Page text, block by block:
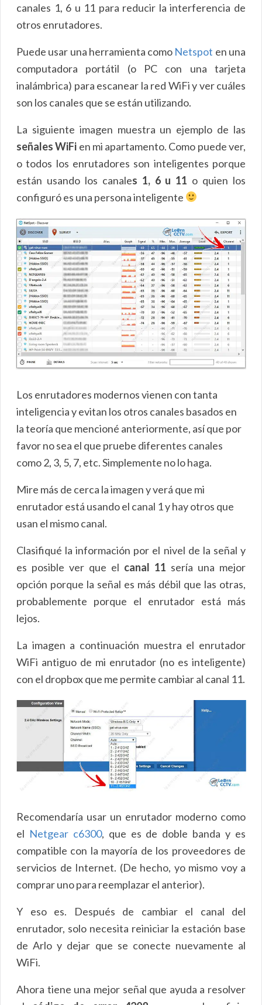
canales 1, 6 u 11 para reducir la interferencia de
otros enrutadores.
Puede usar una herramienta como Netspot en una
computadora portátil (o PC con una tarjeta
inalámbrica) para escanear la red WiFi y ver cuáles
son los canales que se están utilizando.
La siguiente imagen muestra un ejemplo de las
señales WiFi en mi apartamento. Como puede ver,
o todos los enrutadores son inteligentes porque
están usando los canales 1, 6 u 11 o quien los
configuró es una persona inteligente
Los enrutadores modernos vienen con tanta
inteligencia y evitan los otros canales basados en
la teoría que mencioné anteriormente, así que por
favor no sea el que pruebe diferentes canales
como 2, 3, 5, 7, etc. Simplemente no lo haga.
Mire más de cerca la imagen y verá que mi
enrutador está usando el canal 1 y hay otros que
usan el mismo canal.
Clasifiqué la información por el nivel de la señal y
es posible ver que el canal 11 sería una mejor
opción porque la señal es más débil que las otras,
probablemente porque el enrutador está más
lejos.
La imagen a continuación muestra el enrutador
WiFi antiguo de mi enrutador (no es inteligente)
con el dropbox que me permite cambiar al canal 11.
Recomendaría usar un enrutador moderno como
el Netgear c6300, que es de doble banda y es
compatible con la mayoría de los proveedores de
servicios de Internet. (De hecho, yo mismo voy a
comprar uno para reemplazar el anterior).
Y eso es. Después de cambiar el canal del
enrutador, solo necesita reiniciar la estación base
de Arlo y dejar que se conecte nuevamente al
WiFi.
Ahora tiene una mejor señal que ayuda a resolver